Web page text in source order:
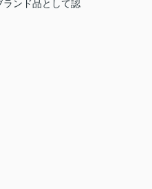
ランド品として認